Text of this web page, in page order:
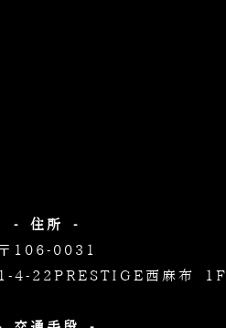
- 住所 -
〒106-0031
4-22PRESTIGE西麻布 1F